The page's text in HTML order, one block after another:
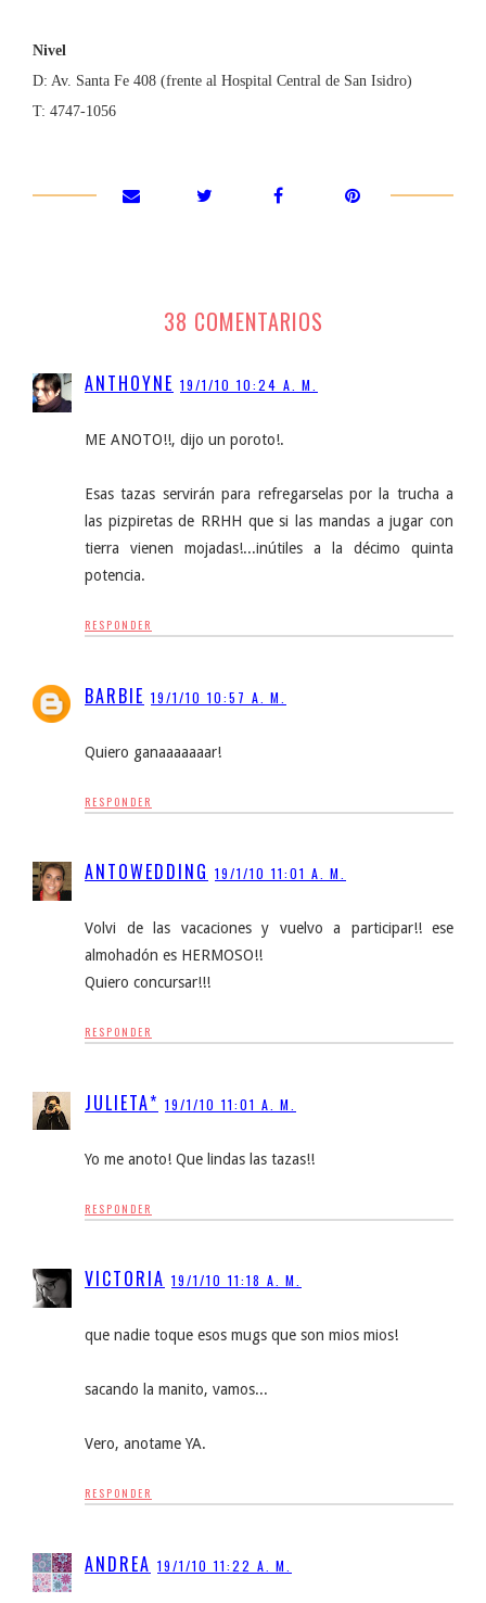
Nivel
D: Av. Santa Fe 408 (frente al Hospital Central de San Isidro)
T: 4747-1056
38 COMENTARIOS
ANTHOYNE 19/1/10 10:24 A. M.
ME ANOTO!!, dijo un poroto!.
Esas tazas servirán para refregarselas por la trucha a
las pizpiretas de RRHH que si las mandas a jugar con
tierra vienen mojadas!...inútiles a la décimo quinta
potencia.
RESPONDER
BARBIE 19/1/10 10:57 A. M.
Quiero ganaaaaaaar!
RESPONDER
ANTOWEDDING 19/1/10 11:01 A. M.
Volvi de las vacaciones y vuelvo a participar!! ese
almohadón es HERMOSO!!
Quiero concursar!!!
RESPONDER
JULIETA* 19/1/10 11:01 A. M.
Yo me anoto! Que lindas las tazas!!
RESPONDER
VICTORIA 19/1/10 11:18 A. M.
que nadie toque esos mugs que son mios mios!
sacando la manito, vamos...
Vero, anotame YA.
RESPONDER
ANDREA 19/1/10 11:22 A. M.